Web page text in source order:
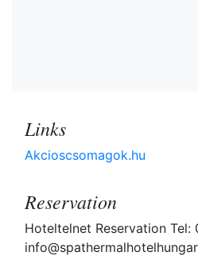
Links
Akcioscsomagok.hu
Reservation
Hoteltelnet Reservation Tel: